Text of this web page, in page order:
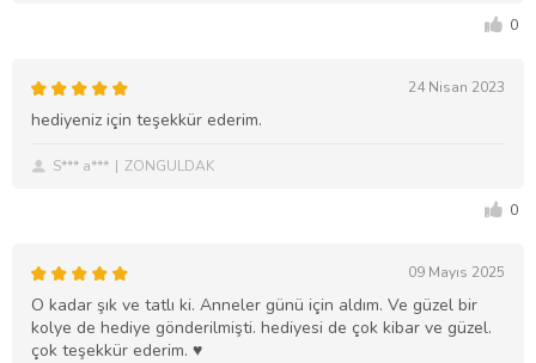
0
24 Nisan 2023
hediyeniz için teşekkür ederim.
S*** a*** ZONGULDAK
0
09 Mayıs 2025
O kadar şık ve tatlı ki. Anneler günü için aldım. Ve güzel bir
kolye de hediye gönderilmişti. hediyesi de çok kibar ve güzel.
çok teşekkür ederim. ♥️